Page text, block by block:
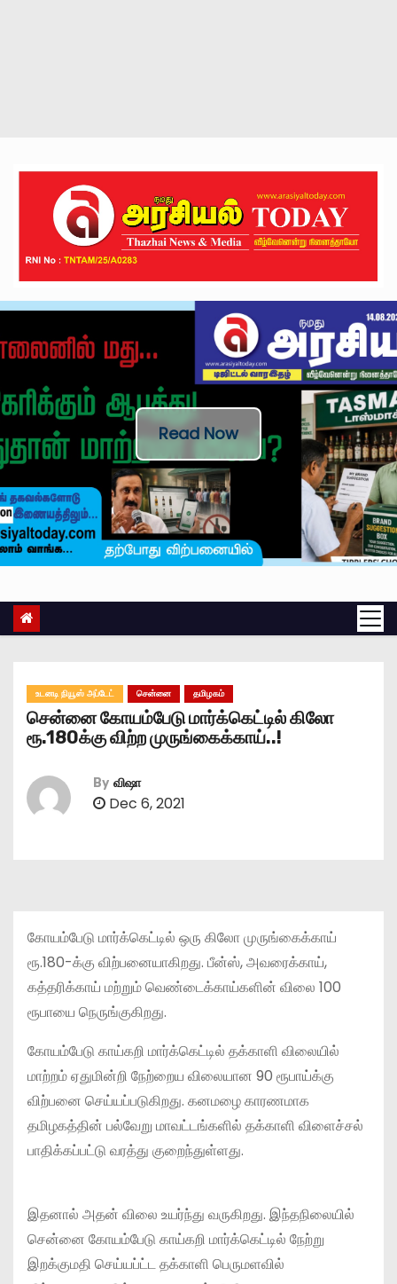
Read Now
உடனடி நியூஸ் அப்டேட் சென்னை தமிழகம்
சென்னை கோயம்பேடு மார்க்கெட்டில் கிலோ
ரூ.180க்கு விற்ற முருங்கைக்காய்..!
By விஷா
Dec 6, 2021
கோயம்பேடு மார்க்கெட்டில் ஒரு கிலோ முருங்கைக்காய்
ரூ.180-க்கு விற்பனையாகிறது. பீன்ஸ், அவரைக்காய்,
கத்தரிக்காய் மற்றும் வெண்டைக்காய்களின் விலை 100
ரூபாயை நெருங்குகிறது.
கோயம்பேடு காய்கறி மார்க்கெட்டில் தக்காளி விலையில்
மாற்றம் ஏதுமின்றி நேற்றைய விலையான 90 ரூபாய்க்கு
விற்பனை செய்யப்படுகிறது. கனமழை காரணமாக
தமிழகத்தின் பல்வேறு மாவட்டங்களில் தக்காளி விளைச்சல்
பாதிக்கப்பட்டு வரத்து குறைந்துள்ளது.
இதனால் அதன் விலை உயர்ந்து வருகிறது. இந்தநிலையில்
சென்னை கோயம்பேடு காய்கறி மார்க்கெட்டில் நேற்று
இறக்குமதி செய்யப்ட்ட தக்காளி பெருமளவில்